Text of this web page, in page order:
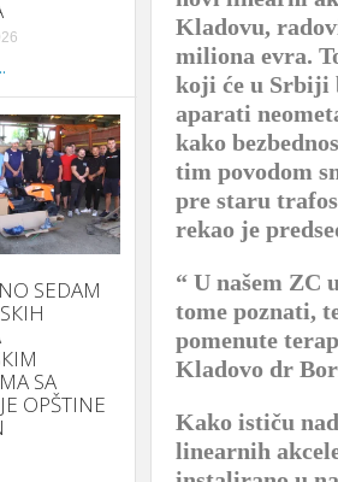
SEDAM
SA
OPŠTINE
Kladovu,
miliona evra.
koji će u Srbiji
aparati
kako
tim povodom
pre staru
rekao je
“ U našem ZC
tome poznati,
pomenute
Kladovo dr
Kako ističu
linearnih